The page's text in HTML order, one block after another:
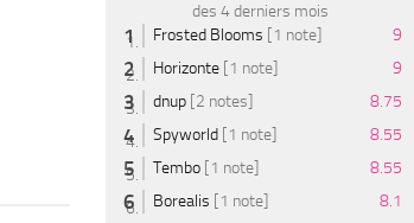
des 4 derniers mois
Frosted Blooms [1 note]
9
Horizonte [1 note]
9
dnup [2 notes]
8.75
Spyworld [1 note]
8.55
Tembo [1 note]
8.55
Borealis [1 note]
8.1